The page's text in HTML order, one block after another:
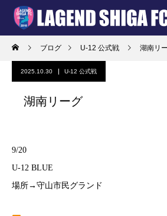
ブログ U-12 公式戦 湖南リ
2025.10.30 U-12 公式戦
湖南リーグ
9/20
U-12 BLUE
場所→守山市民グランド